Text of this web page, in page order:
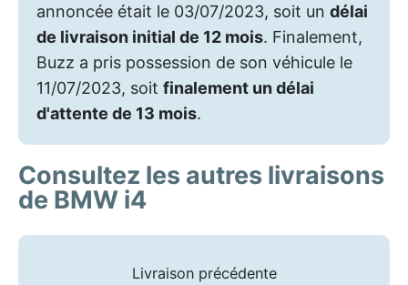
annoncée était le 03/07/2023, soit un délai
de livraison initial de 12 mois. Finalement,
Buzz a pris possession de son véhicule le
11/07/2023, soit finalement un délai
d'attente de 13 mois.
Consultez les autres livraisons
de BMW i4
Livraison précédente